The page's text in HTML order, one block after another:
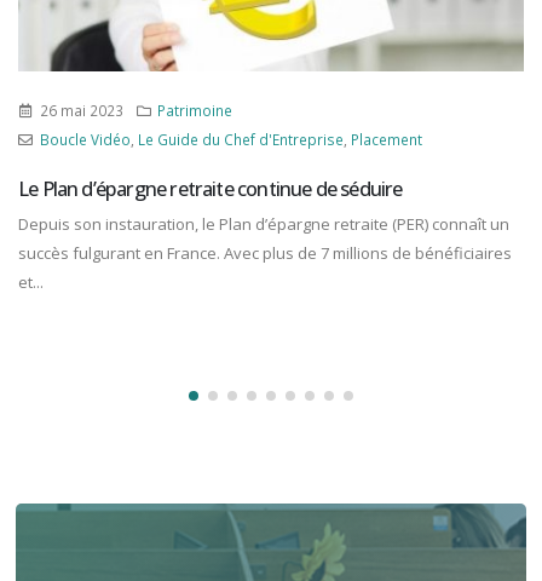
26 mai 2023
Patrimoine
Boucle Vidéo Le Guide du Chef d'Entreprise Placement
Le Plan d’épargne retraite continue de séduire
Depuis son instauration, le Plan d’épargne retraite (PER) connaît un
succès fulgurant en France. Avec plus de 7 millions de bénéficiaires
et...